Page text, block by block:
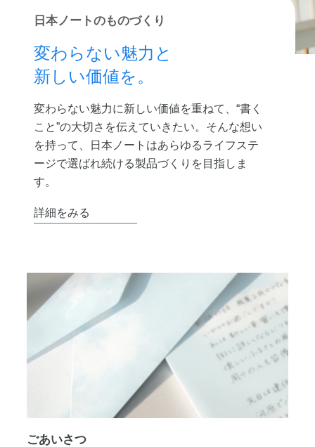
日本ノートのものづくり
変わらない魅力と
新しい価値を。
変わらない魅力に新しい価値を重ねて、“書く
こと”の大切さを伝えていきたい。そんな想い
を持って、日本ノートはあらゆるライフステ
ージで選ばれ続ける製品づくりを目指しま
す。
詳細をみる
ごあいさつ